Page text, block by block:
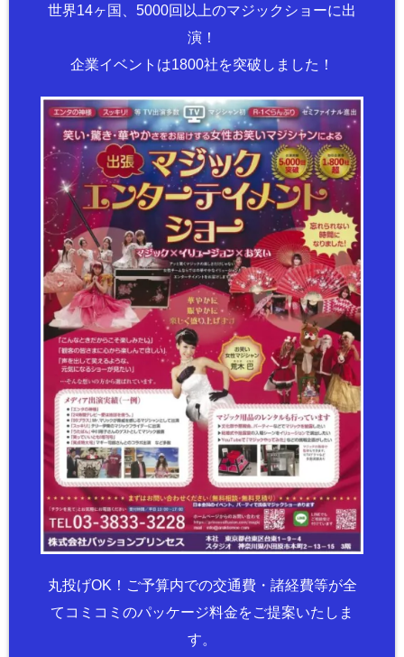
世界14ヶ国、5000回以上のマジックショーに出
演！
企業イベントは1800社を突破しました！
丸投げOK！ご予算内での交通費・諸経費等が全
てコミコミのパッケージ料金をご提案いたしま
す。